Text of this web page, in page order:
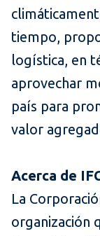
tiempo,
logística, en
aprovechar
país para
valor
Acerca de
La
organización